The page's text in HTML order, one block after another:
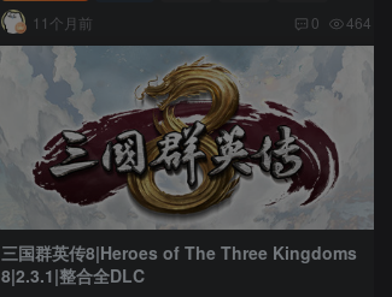
11个月前 0 464
三国群英传8|Heroes of The Three Kingdoms
8|2.3.1|整合全DLC